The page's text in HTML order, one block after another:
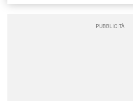
PUBBLICITÀ